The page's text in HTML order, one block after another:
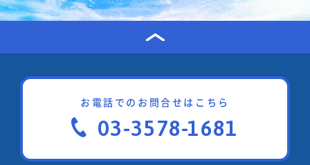
お電話でのお問合せはこちら
03-3578-1681